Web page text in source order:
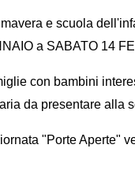
e scuola
a SABATO 14
con bambini
da presentare alla
"Porte Aperte"